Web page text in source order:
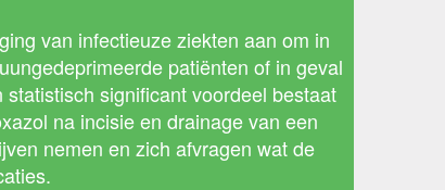
van infectieuze ziekten aan om in
patiënten of in geval
significant voordeel bestaat
na incisie en drainage van een
nemen en zich afvragen wat de